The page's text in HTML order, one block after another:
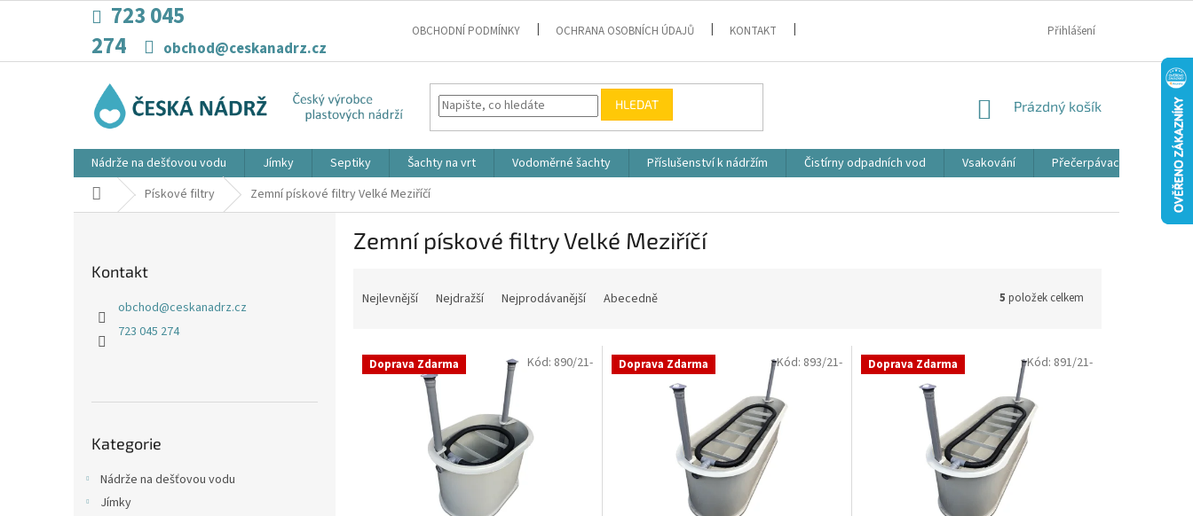
723 045
274
obchod@ceskanadrz.cz
OBCHODNÍ PODMÍNKY OCHRANA OSOBNÍCH ÚDAJŮ KONTAKT Přihlášení
HLEDAT
NÁKUPNÍ
Prázdný košík
Nádrže na dešťovou vodu Jímky Septiky Šachty na vrt Vodoměrné šachty Příslušenství k nádržím Čistírny odpadních vod Vsakování Přečerpávací jímky
Domů Pískové filtry Zemní pískové filtry Velké Meziříčí
Kontakt
obchod@ceskanadrz.cz
723 045 274
kategorie
Kategorie
Nádrže na dešťovou vodu
Jímky
Zemní pískové filtry Velké Meziříčí
n
Nejlevnější Nejdražší Nejprodávanější Abecedně 5 položek celkem
V Doprava Zdarma Kód: 890/21- Doprava Zdarma Kód: 893/21- Doprava Zdarma Kód: 891/21-